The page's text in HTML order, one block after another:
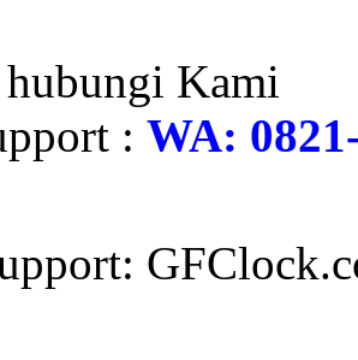
Kami
: WA: